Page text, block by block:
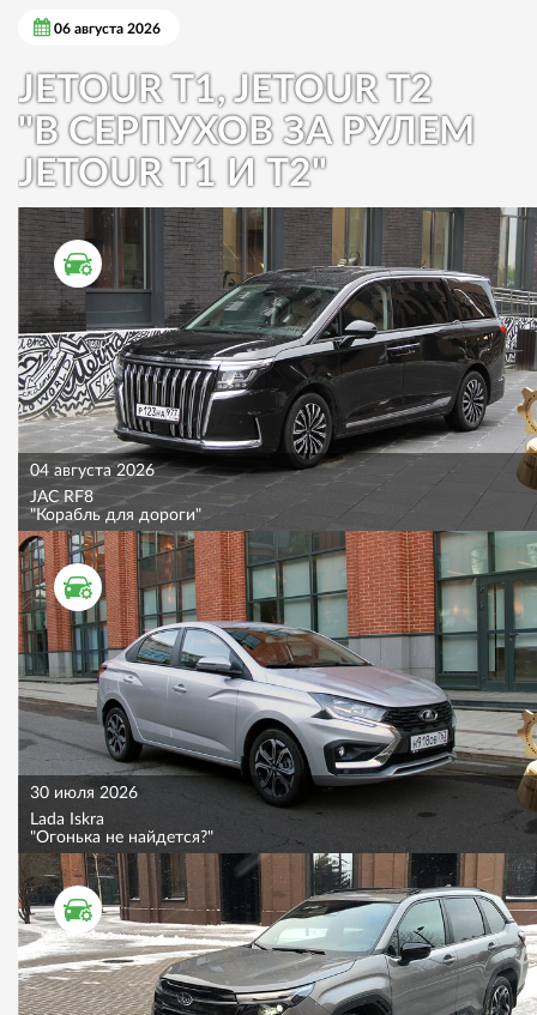
06 августа 2026
JETOUR T1, JETOUR T2
"В СЕРПУХОВ ЗА РУЛЕМ
JETOUR T1 И T2"
ТЕСТ ДРАЙВ
04 августа 2026
JAC RF8
"Корабль для дороги"
ТЕСТ ДРАЙВ
30 июля 2026
Lada Iskra
"Огонька не найдется?"
ТЕСТ ДРАЙВ